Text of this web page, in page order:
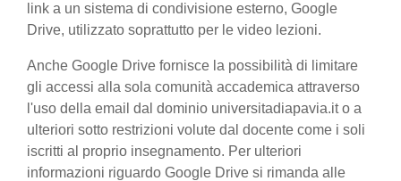
link a un sistema di condivisione esterno, Google
Drive, utilizzato soprattutto per le video lezioni.
Anche Google Drive fornisce la possibilità di limitare
gli accessi alla sola comunità accademica attraverso
l'uso della email dal dominio universitadiapavia.it o a
ulteriori sotto restrizioni volute dal docente come i soli
iscritti al proprio insegnamento. Per ulteriori
informazioni riguardo Google Drive si rimanda alle